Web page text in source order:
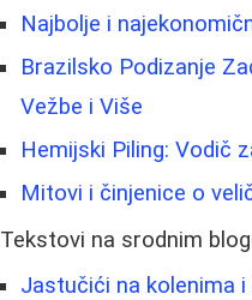
Najbolje i
Brazilsko Podizanje
Vežbe i Više
Hemijski Piling: Vodič
Mitovi i činjenice o
Tekstovi na srodnim
Jastučići na kolenima